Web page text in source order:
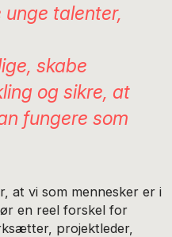
talenter,
skabe
og sikre, at
fungere som
at vi som mennesker er i
en reel forskel for
projektleder,